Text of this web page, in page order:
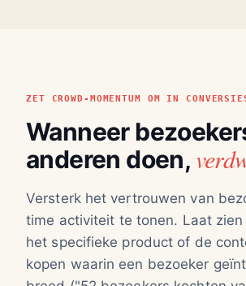
ZET CROWD-MOMENTUM OM IN
Wanneer
anderen doen,
Versterk het vertrouwen van
time activiteit te tonen. Laat
het specifieke product of de
kopen waarin een bezoeker